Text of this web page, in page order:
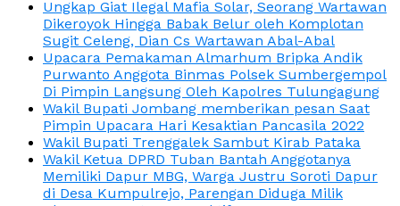
Ungkap Giat Ilegal Mafia Solar, Seorang Wartawan
Dikeroyok Hingga Babak Belur oleh Komplotan
Sugit Celeng, Dian Cs Wartawan Abal-Abal
Upacara Pemakaman Almarhum Bripka Andik
Purwanto Anggota Binmas Polsek Sumbergempol
Di Pimpin Langsung Oleh Kapolres Tulungagung
Wakil Bupati Jombang memberikan pesan Saat
Pimpin Upacara Hari Kesaktian Pancasila 2022
Wakil Bupati Trenggalek Sambut Kirab Pataka
Wakil Ketua DPRD Tuban Bantah Anggotanya
Memiliki Dapur MBG, Warga Justru Soroti Dapur
di Desa Kumpulrejo, Parengan Diduga Milik